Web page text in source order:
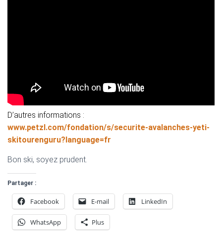
D’autres informations :
www.petzl.com/fondation/s/securite-avalanches-yeti-
skitourenguru?language=fr
Bon ski, soyez prudent.
Partager :
Facebook E-mail LinkedIn
WhatsApp Plus